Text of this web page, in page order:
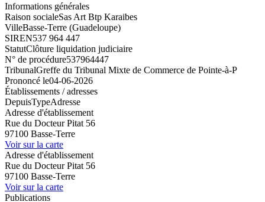
Informations générales
Raison socialeSas Art Btp Karaibes
VilleBasse-Terre (Guadeloupe)
SIREN537 964 447
StatutClôture liquidation judiciaire
N° de procédure537964447
TribunalGreffe du Tribunal Mixte de Commerce de Pointe-à-P
Prononcé le04-06-2026
Établissements / adresses
DepuisTypeAdresse
Adresse d'établissement
Rue du Docteur Pitat 56
97100 Basse-Terre
Voir sur la carte
Adresse d'établissement
Rue du Docteur Pitat 56
97100 Basse-Terre
Voir sur la carte
Publications